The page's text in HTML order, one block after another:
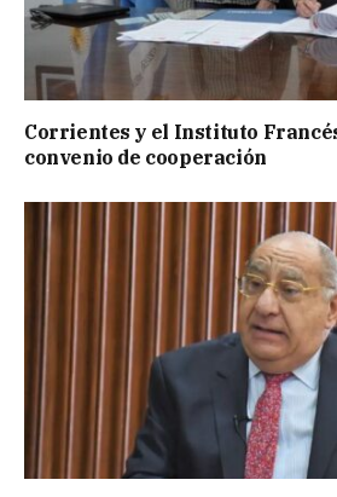
Corrientes y el Instituto
convenio de cooperación